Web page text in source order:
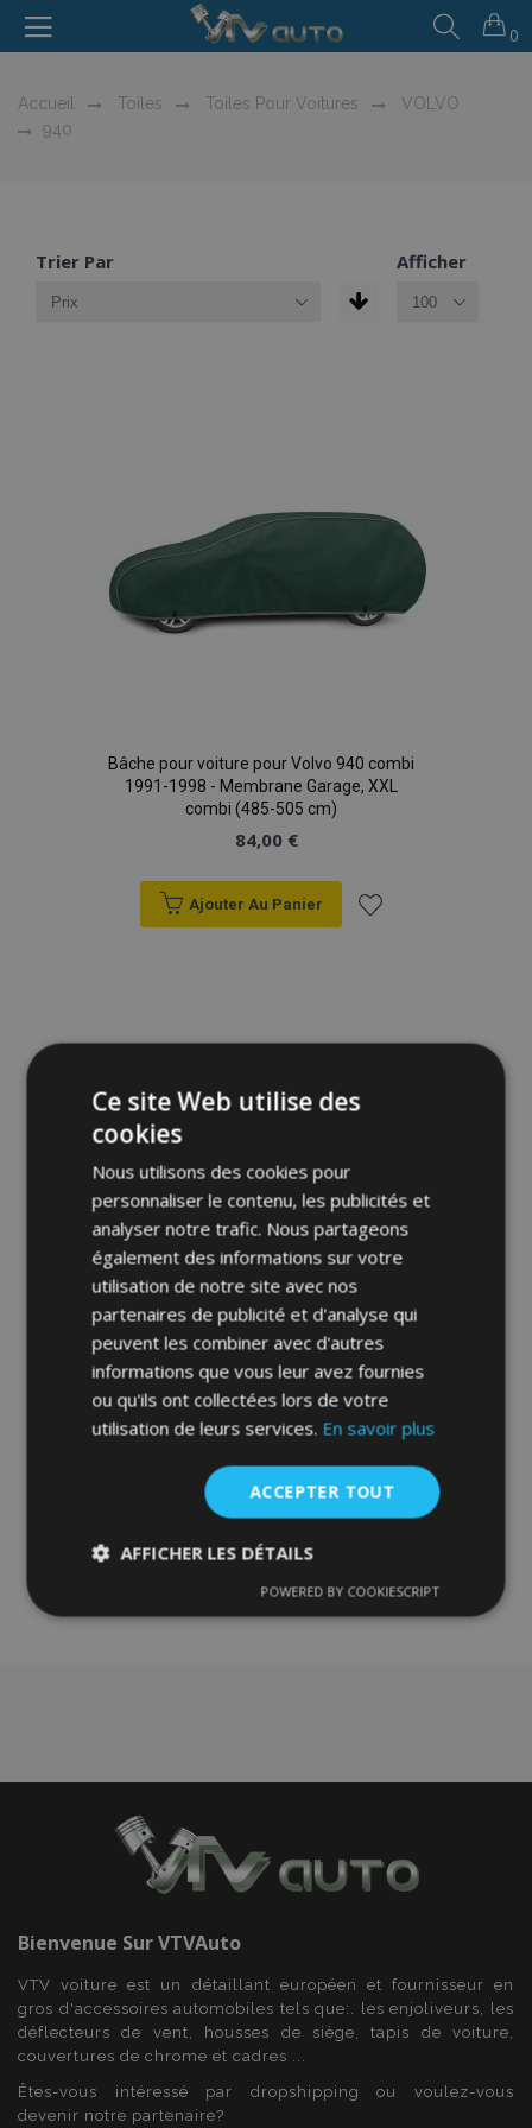
0
Accueil Toiles Toiles Pour Voitures
VOLVO
940
Trier Par Afficher
Bâche pour voiture pour Volvo 940 combi
1991-1998 - Membrane Garage, XXL
combi (485-505 cm)
84,00 €
Ajouter Au Panier
liste
Toile pour voiture MOBILE GARAGE combi
Volvo 940 combi 1998 485-505 cm
85,00 €
Ajouter Au Panier
Ajouter
à la
d'achats
Bienvenue SurVTVAuto
VTV voiture est un détaillant européen et fournisseur en
gros d'accessoires automobiles tels que:. les enjoliveurs, les
déflecteurs de vent, housses de siège, tapis de voiture,
couvertures de chrome et cadres ...
Êtes-vous intéressé par dropshipping ou voulez-vous
devenir notre partenaire?
Ce site Web utilise des
cookies
Nous utilisons des cookies pour
personnaliser le contenu, les publicités et
analyser notre trafic. Nous partageons
également des informations sur votre
utilisation de notre site avec nos
partenaires de publicité et d'analyse qui
peuvent les combiner avec d'autres
informations que vous leur avez fournies
ou qu'ils ont collectées lors de votre
utilisation de leurs services. En savoir plus
ACCEPTER TOUT
AFFICHER LES DÉTAILS
nécessaires
Performance Ciblage
Strictement nécessaires
Performance
fonctionnalités de base du site Web telles que la
connexion des utilisateurs et la gestion des
comptes. Le site Web ne peut pas être utilisé
correctement sans les cookies strictement
nécessaires.
Nom
Fournisseur/
POWERED BY COOKIESCRIPT